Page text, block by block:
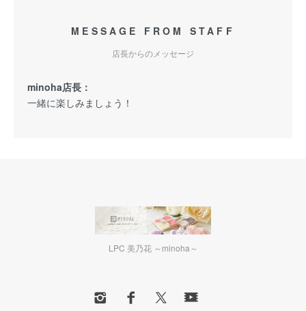
MESSAGE FROM STAFF
店長からのメッセージ
minoha店長：
一緒に楽しみましょう！
LPC 美乃花 ～minoha～